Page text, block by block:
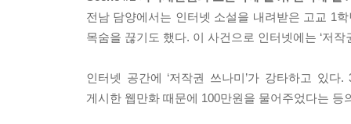
전남 담양에서는 인터넷 소설을 내려받은 고교 1
목숨을 끊기도 했다. 이 사건으로 인터넷에는 ‘저
인터넷 공간에 ‘저작권 쓰나미’가 강타하고 있
게시한 웹만화 때문에 100만원을 물어주었다는 등